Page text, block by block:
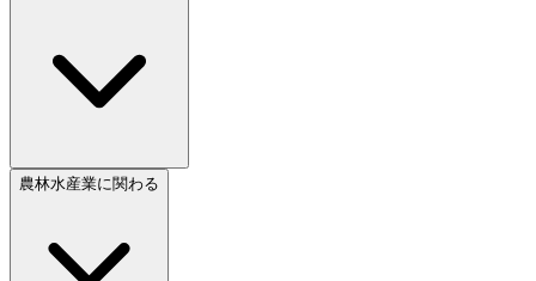
農林水産業に関わる